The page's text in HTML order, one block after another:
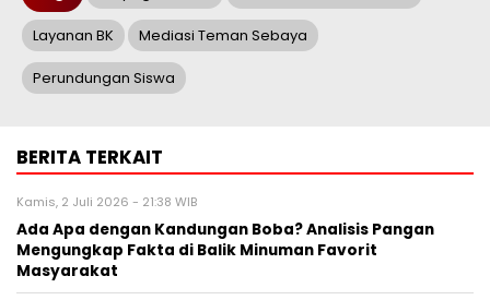
Layanan BK Mediasi Teman Sebaya
Perundungan Siswa
BERITA TERKAIT
Kamis, 2 Juli 2026 - 21:38 WIB
Ada Apa dengan Kandungan Boba? Analisis Pangan
Mengungkap Fakta di Balik Minuman Favorit
Masyarakat